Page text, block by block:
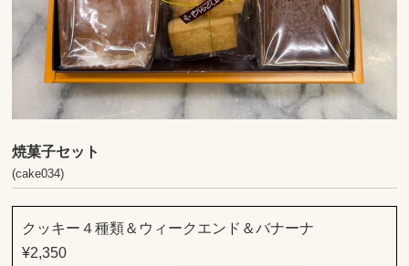
焼菓子セット
(cake034)
クッキー４種類＆ウィークエンド＆バナーナ
¥2,350